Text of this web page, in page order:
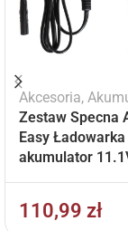
Akcesoria,
Zestaw Specna
Easy
akumulator
110,99 zł